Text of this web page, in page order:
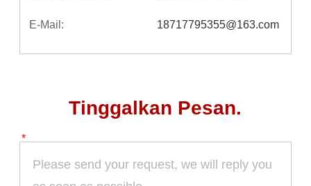
E-Mail: 18717795355@163.com
Tinggalkan Pesan.